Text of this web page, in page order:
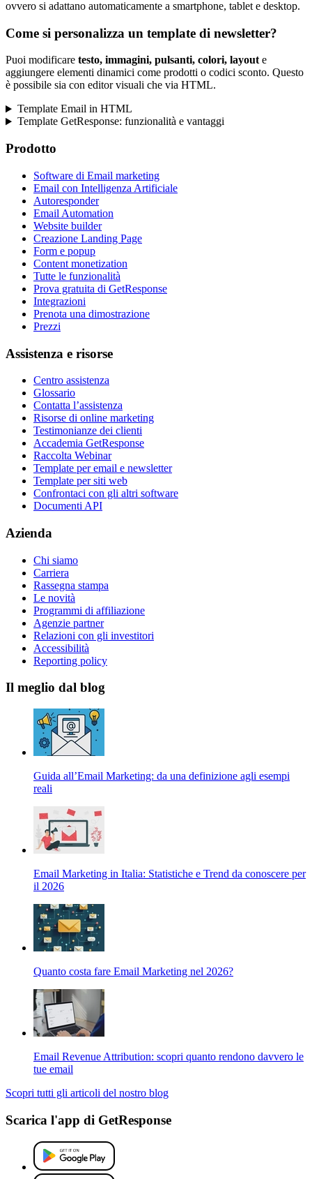
ovvero si adattano automaticamente a smartphone, tablet e desktop.
Come si personalizza un template di newsletter?
Puoi modificare testo, immagini, pulsanti, colori, layout e
aggiungere elementi dinamici come prodotti o codici sconto. Questo
è possibile sia con editor visuali che via HTML.
Template Email in HTML
Template GetResponse: funzionalità e vantaggi
Prodotto
Software di Email marketing
Email con Intelligenza Artificiale
Autoresponder
Email Automation
Website builder
Creazione Landing Page
Form e popup
Content monetization
Tutte le funzionalità
Prova gratuita di GetResponse
Integrazioni
Prenota una dimostrazione
Prezzi
Assistenza e risorse
Centro assistenza
Glossario
Contatta l’assistenza
Risorse di online marketing
Testimonianze dei clienti
Accademia GetResponse
Raccolta Webinar
Template per email e newsletter
Template per siti web
Confrontaci con gli altri software
Documenti API
Azienda
Chi siamo
Carriera
Rassegna stampa
Le novità
Programmi di affiliazione
Agenzie partner
Relazioni con gli investitori
Accessibilità
Reporting policy
Il meglio dal blog
Guida all’Email Marketing: da una definizione agli esempi
reali
Email Marketing in Italia: Statistiche e Trend da conoscere per
il 2026
Quanto costa fare Email Marketing nel 2026?
Email Revenue Attribution: scopri quanto rendono davvero le
tue email
Scopri tutti gli articoli del nostro blog
Scarica l'app di GetResponse